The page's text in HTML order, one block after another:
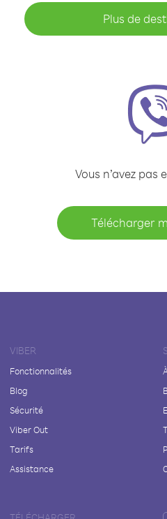
Plus de
Vous n’avez pas
Télécharger
VIBER
Fonctionnalités
Blog
Sécurité
Viber Out
Tarifs
Assistance